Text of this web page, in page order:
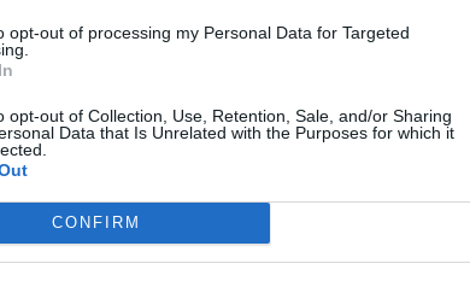
opt-out of processing my Personal Data for Targeted
opt-out of Collection, Use, Retention, Sale, and/or Sharing
Data that Is Unrelated with the Purposes for which it
CONFIRM
τελεί Υπό την Αιγίδα της
Santa Claus Kingdom και συναντήστε
φέτος φέρνει από τη μακρινή πατρίδα
για τους φίλους του στο Santa
τον παγοκολλητό του, τον Frodi!